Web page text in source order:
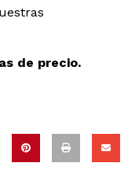
de precio.